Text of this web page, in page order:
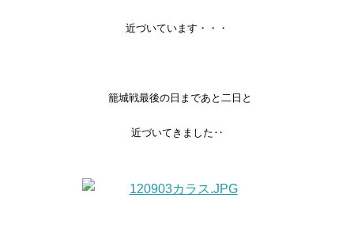
近づいています・・・
籠城戦最後の日まであと二日と
近づいてきました‥